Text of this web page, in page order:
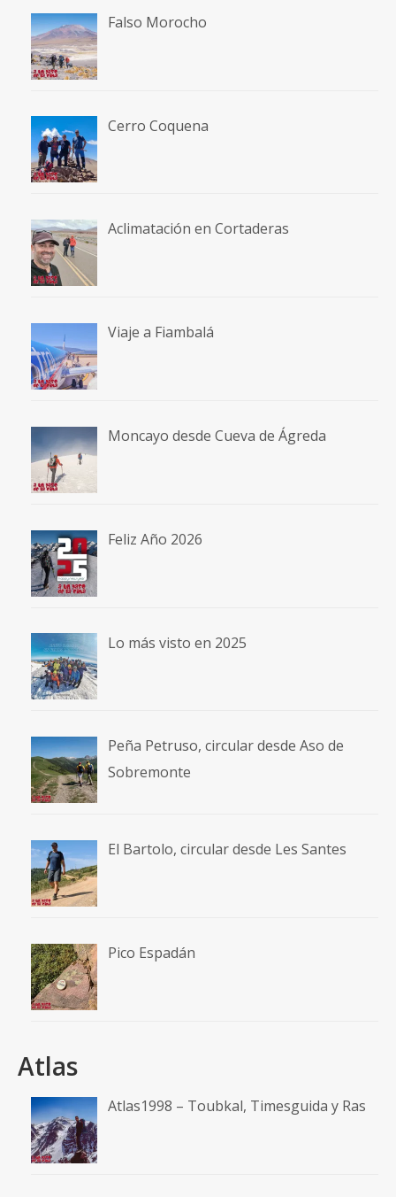
Falso Morocho
Cerro Coquena
Aclimatación en Cortaderas
Viaje a Fiambalá
Moncayo desde Cueva de Ágreda
Feliz Año 2026
Lo más visto en 2025
Peña Petruso, circular desde Aso de
Sobremonte
El Bartolo, circular desde Les Santes
Pico Espadán
Atlas
Atlas1998 – Toubkal, Timesguida y Ras